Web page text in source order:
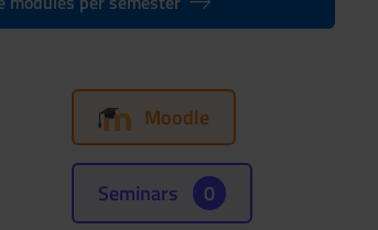
Moodle
Seminars 0